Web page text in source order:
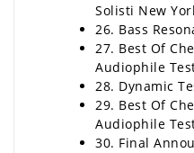
Solisti New
26. Bass
27. Best Of
Audiophile
28. Dynamic
29. Best Of
Audiophile
30. Final